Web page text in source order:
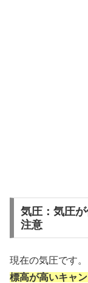
気圧：気圧
注意
現在の気圧です。
標高が高いキャ